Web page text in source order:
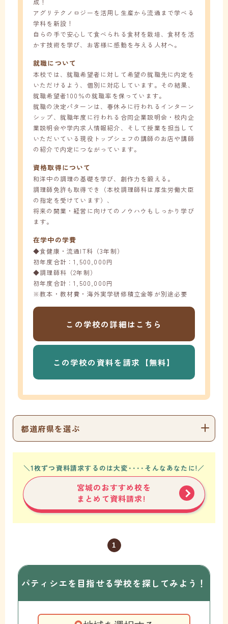
成！
アグリテクノロジーを活用し生産から流通まで学べる
学科を新設！
自らの手で安心して食べられる食材を栽培、食材を活
かす技術を学び、お客様に感動を与える人材へ。
就職について
本校では、就職希望者に対して希望の就職先に内定を
いただけるよう、個別に対応しています。その結果、
就職希望者100％の就職率を保っています。
就職の決定パターンは、春休みに行われるインターン
シップ、就職年度に行われる合同企業説明会・校内企
業説明会や学内求人情報紹介、そして授業を担当して
いただいている現役トップシェフの講師のお店や講師
の紹介で内定につながっています。
資格取得について
和洋中の調理の基礎を学び、創作力を鍛える。
調理師免許も取得でき（本校調理師科は厚生労働大臣
の指定を受けています）、
将来の開業・経営に向けてのノウハウもしっかり学び
ます。
在学中の学費
◆食健康・流通IT科（3年制）
初年度合計：1,500,000円
◆調理師科（2年制）
初年度合計：1,500,000円
※教本・教材費・海外実学研修積立金等が別途必要
この学校の詳細はこちら
この学校の資料を請求【無料】
都道府県を選ぶ
＼1枚ずつ資料請求するのは大変････そんなあなたに!／
宮城のおすすめ校を
まとめて資料請求!
1
パティシエを目指せる学校を探してみよう！